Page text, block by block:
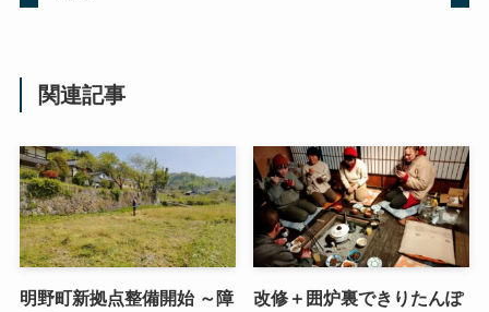
関連記事
明野町新拠点整備開始 ～障
改修＋囲炉裏できりたんぽ